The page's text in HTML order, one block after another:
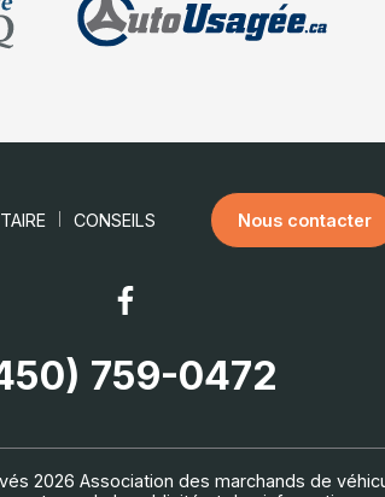
CONSEILS Nous contacter
759-0472
2026 Association des marchands de